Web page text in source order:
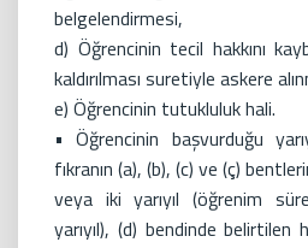
belgelendirmesi,
d) Öğrencinin tecil hakkını
kaldırılması suretiyle askere
e) Öğrencinin tutukluluk hali.
• Öğrencinin başvurduğu
fıkranın (a), (b), (c) ve (ç)
veya iki yarıyıl (öğrenim
yarıyıl), (d) bendinde belirtilen